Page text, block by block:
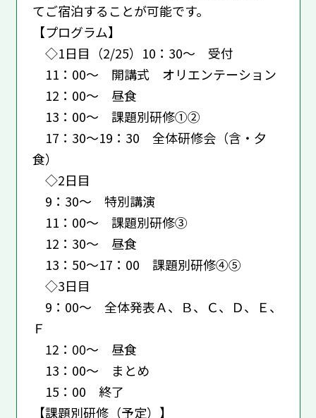
てご宿泊することが可能です。
【プログラム】
◇1日目（2/25）10：30～ 受付
11：00～ 開講式 オリエンテーション
12：00～ 昼食
13：00～ 課題別研修①②
17：30～19：30 全体研修会（含・夕
食）
◇2日目
9：30～ 特別講演
11：00～ 課題別研修③
12：30～ 昼食
13：50～17：00 課題別研修④⑤
◇3日目
9：00～ 全体発表Ａ、Ｂ、Ｃ、Ｄ、Ｅ、
Ｆ
12：00～ 昼食
13：00～ まとめ
15：00 終了
【課題別研修（予定）】